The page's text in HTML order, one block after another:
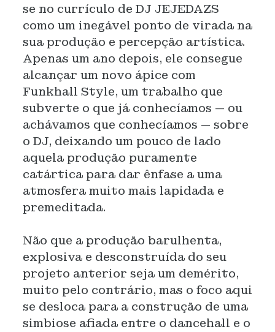
se no currículo de DJ JEJEDAZS
como um inegável ponto de virada na
sua produção e percepção artística.
Apenas um ano depois, ele consegue
alcançar um novo ápice com
Funkhall Style, um trabalho que
subverte o que já conhecíamos — ou
achávamos que conhecíamos — sobre
o DJ, deixando um pouco de lado
aquela produção puramente
catártica para dar ênfase a uma
atmosfera muito mais lapidada e
premeditada.
Não que a produção barulhenta,
explosiva e desconstruída do seu
projeto anterior seja um demérito,
muito pelo contrário, mas o foco aqui
se desloca para a construção de uma
simbiose afiada entre o dancehall e o